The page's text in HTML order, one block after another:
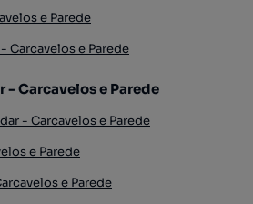
e Parede
Carcavelos e Parede
- Carcavelos e Parede
- Carcavelos e Parede
e Parede
e Parede